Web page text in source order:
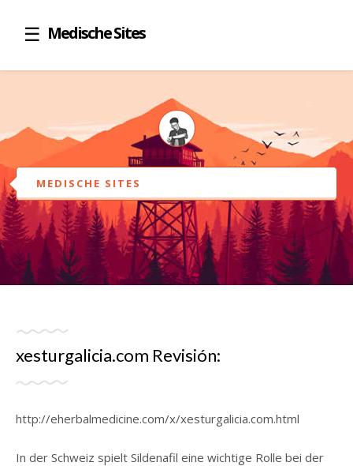
Medische Sites
MEDISCHE SITES
xesturgalicia.com Revisión:
http://eherbalmedicine.com/x/xesturgalicia.com.html
In der Schweiz spielt Sildenafil eine wichtige Rolle bei der